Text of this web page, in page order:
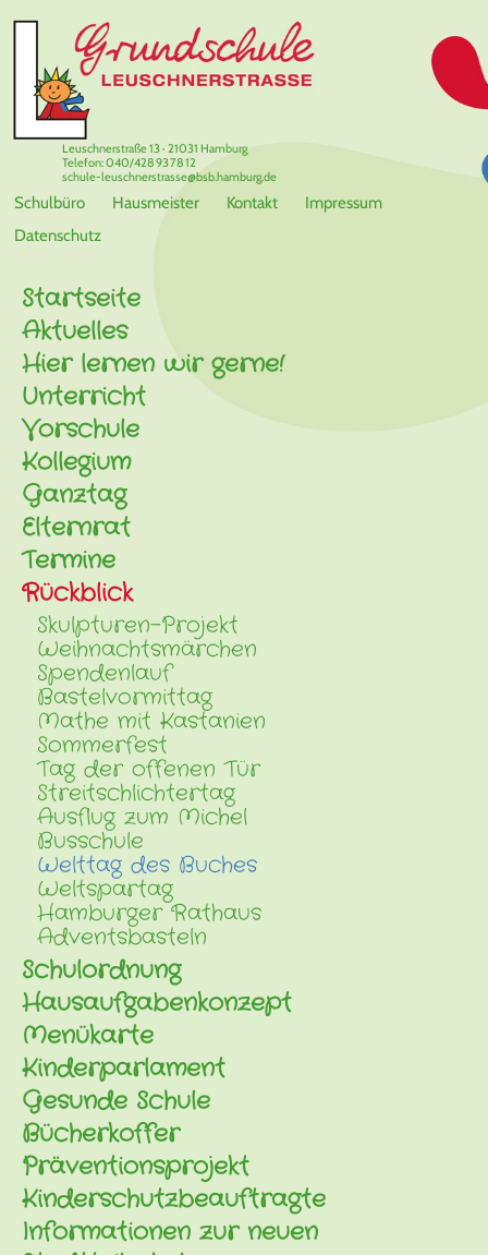
Schulbüro Hausmeister Kontakt
Impressum
Datenschutz
Leuschnerstraße 13 · 21031 Hamburg
Telefon: 040/428 93 78 12
schule-leuschnerstrasse@bsb.hamburg.de
Startseite
Aktuelles
Hier lernen wir gerne!
Unterricht
Vorschule
Kollegium
Ganztag
Elternrat
Termine
Rückblick
Skulpturen-Projekt
Weihnachtsmärchen
Spendenlauf
Bastelvormittag
Mathe mit Kastanien
Sommerfest
Tag der offenen Tür
Streitschlichtertag
Ausflug zum Michel
Busschule
Welttag des Buches
Weltspartag
Hamburger Rathaus
Adventsbasteln
Schulordnung
Hausaufgabenkonzept
Menükarte
Kinderparlament
Gesunde Schule
Bücherkoffer
Präventionsprojekt
Kinderschutzbeauftragte
Informationen zur neuen